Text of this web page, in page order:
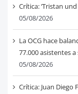
Crítica: ‘Tristan
05/08/2026
La OCG hace
77.000 asistentes
05/08/2026
Crítica: Juan Diego